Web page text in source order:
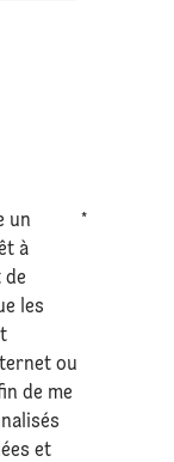
un
à
de
les
ou
de me
et
*